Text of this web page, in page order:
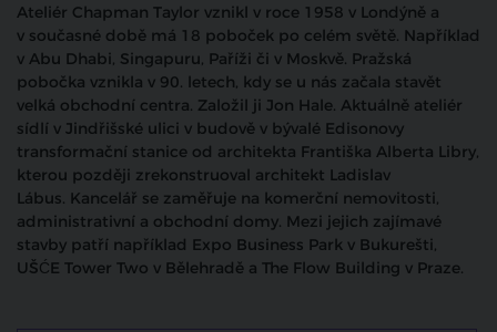
Ateliér Chapman Taylor vznikl v roce 1958 v Londýně a
v současné době má 18 poboček po celém světě. Například
v Abu Dhabi, Singapuru, Paříži či v Moskvě. Pražská
pobočka vznikla v 90. letech, kdy se u nás začala stavět
velká obchodní centra. Založil ji Jon Hale. Aktuálně ateliér
sídlí v Jindřišské ulici v budově v bývalé Edisonovy
transformační stanice od architekta Františka Alberta Libry,
kterou později zrekonstruoval architekt Ladislav
Lábus. Kancelář se zaměřuje na komerční nemovitosti,
administrativní a obchodní domy. Mezi jejich zajímavé
stavby patří například Expo Business Park v Bukurešti,
UŠĆE Tower Two v Bělehradě a The Flow Building v Praze.